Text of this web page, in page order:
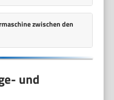
zwischen den
und